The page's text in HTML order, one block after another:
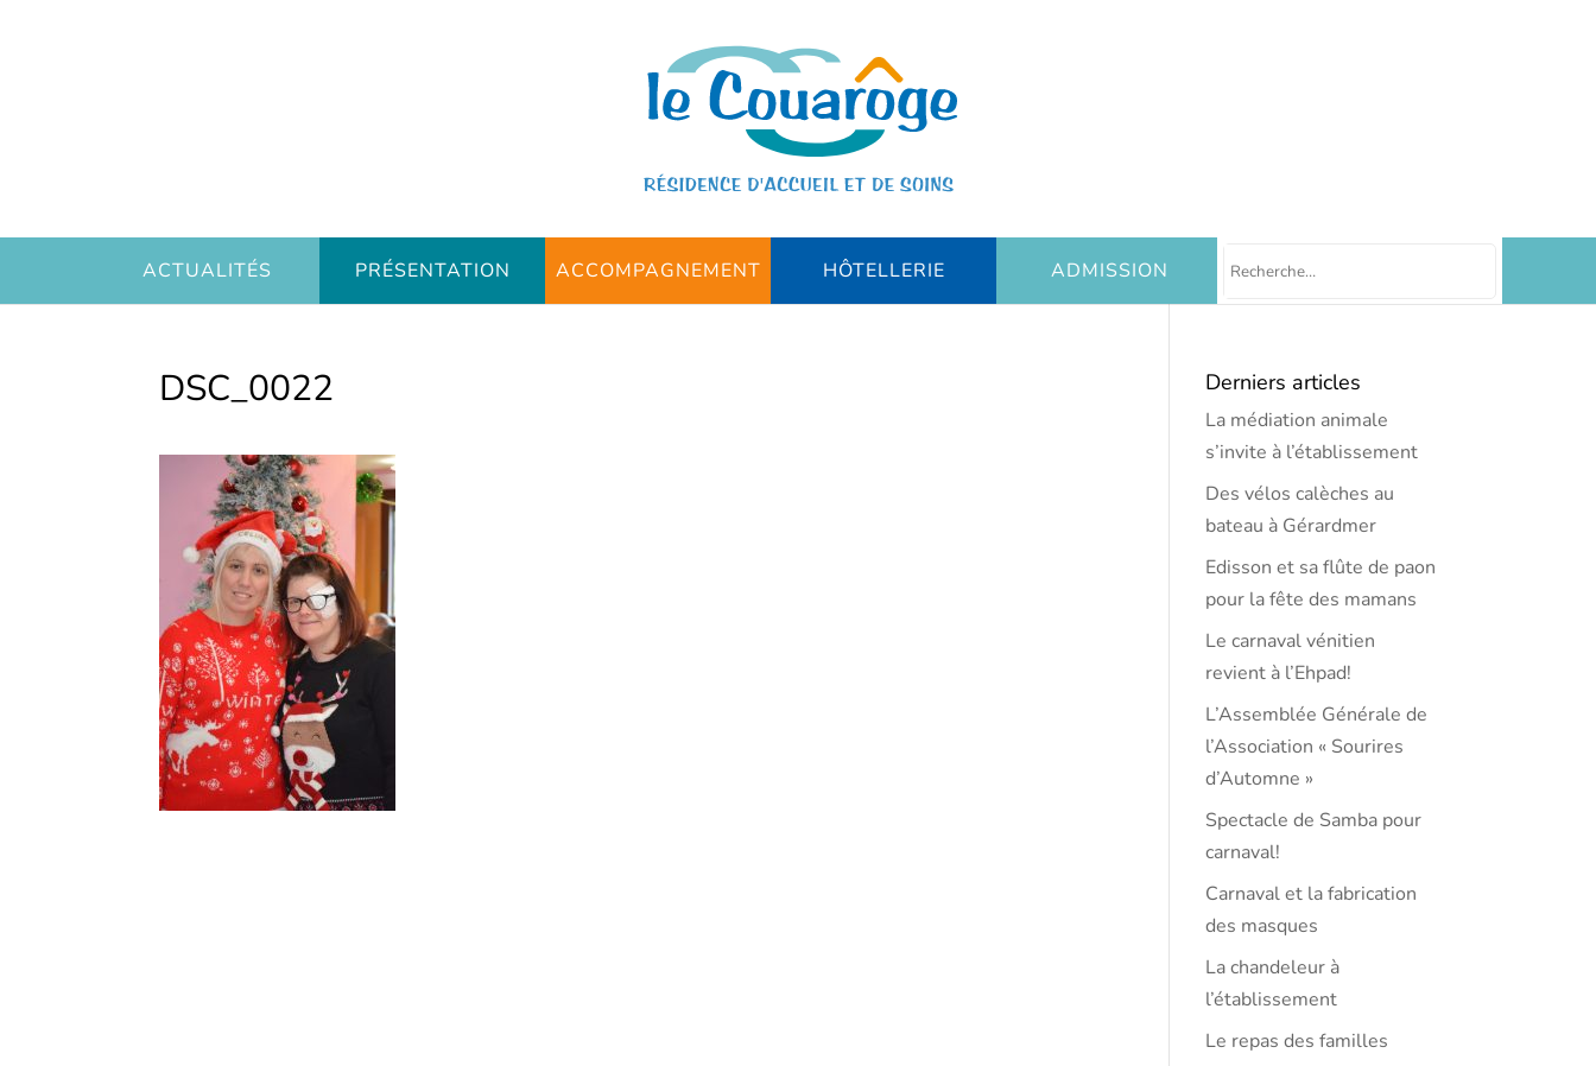
ACTUALITÉS PRÉSENTATION ACCOMPAGNEMENT HÔTELLERIE ADMISSION
DSC_0022 Derniers articles
La médiation animale
s’invite à l’établissement
Des vélos calèches au
bateau à Gérardmer
Edisson et sa flûte de paon
pour la fête des mamans
Le carnaval vénitien
revient à l’Ehpad!
L’Assemblée Générale de
l’Association « Sourires
d’Automne »
Spectacle de Samba pour
carnaval!
Carnaval et la fabrication
des masques
La chandeleur à
l’établissement
Le repas des familles